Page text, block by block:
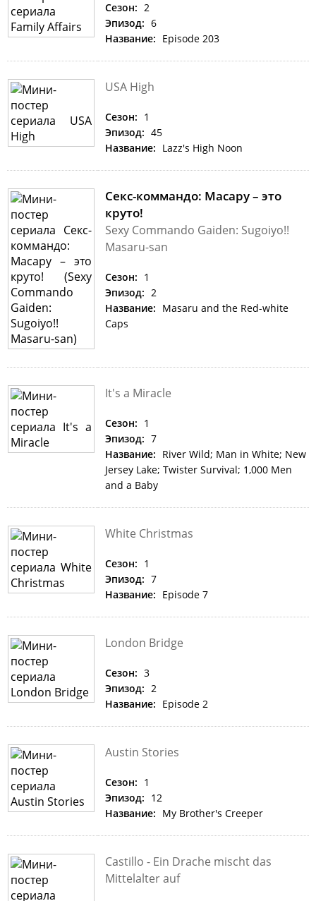
Сезон: 2
Эпизод: 6
Название: Episode 203
USA High
Сезон: 1
Эпизод: 45
Название: Lazz's High Noon
Секс-коммандо: Масару – это
круто!
Sexy Commando Gaiden: Sugoiyo!!
Masaru-san
Сезон: 1
Эпизод: 2
Название: Masaru and the Red-white
Caps
It's a Miracle
Сезон: 1
Эпизод: 7
Название: River Wild; Man in White; New
Jersey Lake; Twister Survival; 1,000 Men
and a Baby
White Christmas
Сезон: 1
Эпизод: 7
Название: Episode 7
London Bridge
Сезон: 3
Эпизод: 2
Название: Episode 2
Austin Stories
Сезон: 1
Эпизод: 12
Название: My Brother's Creeper
Castillo - Ein Drache mischt das
Mittelalter auf